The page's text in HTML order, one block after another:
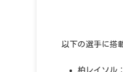
以下の選手に搭
柏レイソル